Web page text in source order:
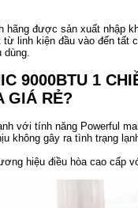
được sản xuất nhập
linh kiện đầu vào đến tất
9000BTU 1
GIÁ RẺ?
với tính năng Powerful
không gây ra tình trạng
hiệu điều hòa cao cấp